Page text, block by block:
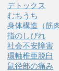
デトックス
むちうち
身体構造（筋
指のしびれ
社会不安障害
環軸椎亜脱臼
鼠径部の痛み